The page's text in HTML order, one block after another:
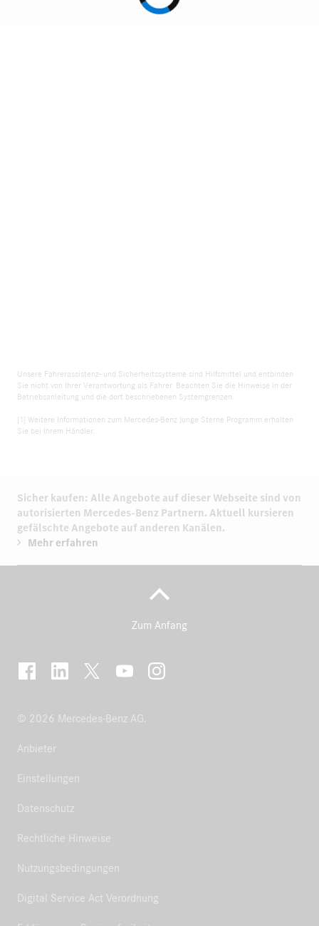
Unsere Fahrerassistenz- und Sicherheitssysteme sind Hilfsmittel und entbinden
Sie nicht von Ihrer Verantwortung als Fahrer. Beachten Sie die Hinweise in der
Betriebsanleitung und die dort beschriebenen Systemgrenzen.
[1] Weitere Informationen zum Mercedes-Benz Junge Sterne Programm erhalten
Sie bei Ihrem Händler.
Sicher kaufen: Alle Angebote auf dieser Webseite sind von
autorisierten Mercedes-Benz Partnern. Aktuell kursieren
gefälschte Angebote auf anderen Kanälen.
Mehr erfahren
Zum Anfang
© 2026 Mercedes-Benz AG.
Anbieter
Einstellungen
Datenschutz
Rechtliche Hinweise
Nutzungsbedingungen
Digital Service Act Verordnung